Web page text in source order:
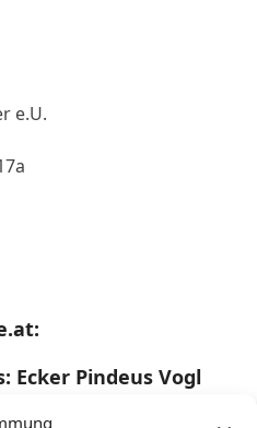
e.U.
Ecker Pindeus Vogl